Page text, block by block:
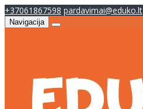
+37061867598 pardavimai@eduko.lt
Navigacija